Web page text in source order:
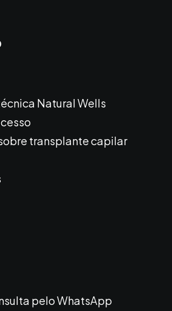
Natural Wells
transplante capilar
pelo WhatsApp